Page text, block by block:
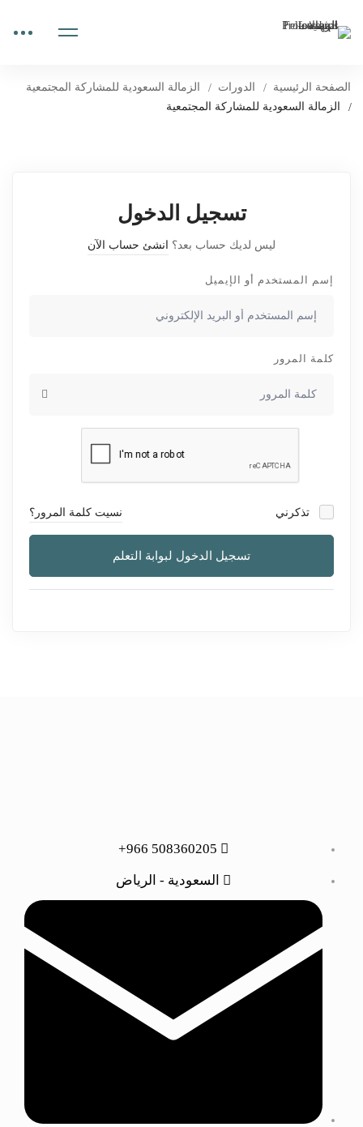
الصفحة الرئيسية الدورات
الزمالة السعودية للمشاركة المجتمعية
الزمالة السعودية للمشاركة المجتمعية
تسجيل الدخول
ليس لديك حساب بعد؟ انشئ حساب الآن
إسم المستخدم أو الإيميل
كلمة المرور
تذكرني نسيت كلمة المرور؟
تسجيل الدخول لبوابة التعلم
508360205 966+
السعودية - الرياض